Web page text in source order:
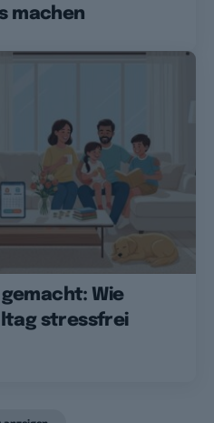
machen
Wie
stressfrei